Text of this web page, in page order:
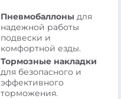
Пневмобаллоны для
надежной работы
подвески и
комфортной езды.
Тормозные накладки
для безопасного и
эффективного
торможения.